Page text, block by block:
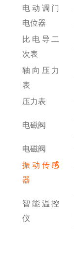
电动调门
电位器
比电导二
次表
轴向压力
表
压力表
电磁阀
电磁阀
振动传感
器
智能温控
仪